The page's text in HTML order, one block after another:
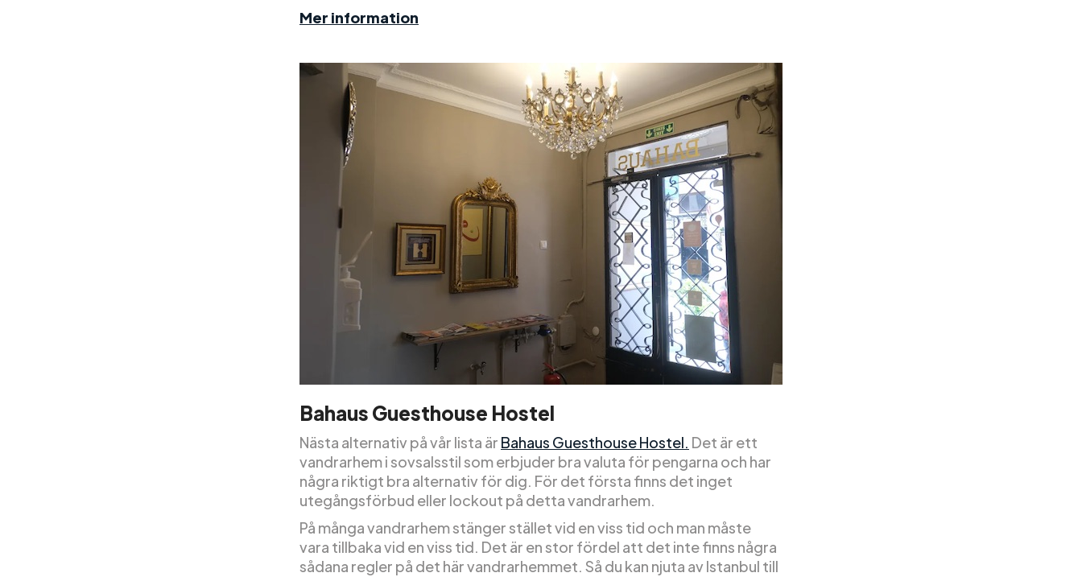
Mer information
Bahaus Guesthouse Hostel
Nästa alternativ på vår lista är Bahaus Guesthouse Hostel. Det är ett
vandrarhem i sovsalsstil som erbjuder bra valuta för pengarna och har
några riktigt bra alternativ för dig. För det första finns det inget
utegångsförbud eller lockout på detta vandrarhem.
På många vandrarhem stänger stället vid en viss tid och man måste
vara tillbaka vid en viss tid. Det är en stor fördel att det inte finns några
sådana regler på det här vandrarhemmet. Så du kan njuta av Istanbul till